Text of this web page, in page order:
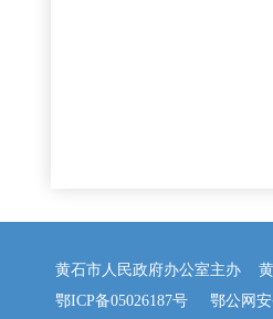
黄石市人民政府办公室主办
鄂ICP备05026187号
鄂公网安